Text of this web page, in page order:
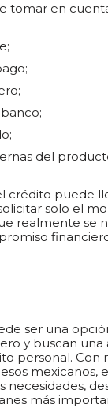
tomar en
del
crédito puede
solo el
realmente se
ser una
y buscan
personal. Con
mexicanos,
necesidades,
más